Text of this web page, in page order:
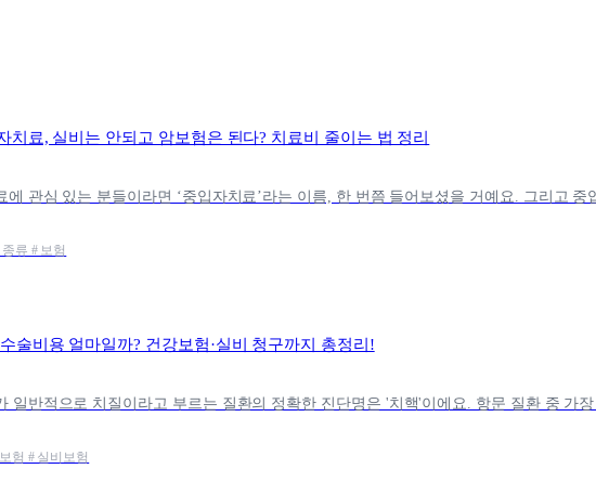
치료, 실비는 안되고 암보험은 된다? 치료비 줄이는 법 정리
류 # 보험
술비용 얼마일까? 건강보험·실비 청구까지 총정리!
험 # 실비보험